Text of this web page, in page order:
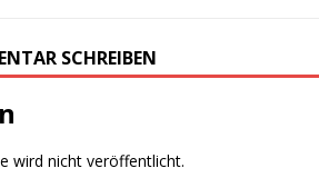
SCHREIBEN
wird nicht veröffentlicht.